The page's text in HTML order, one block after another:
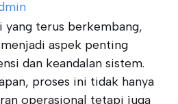
yang terus berkembang,
aspek penting
dan keandalan sistem.
proses ini tidak hanya
operasional tetapi juga